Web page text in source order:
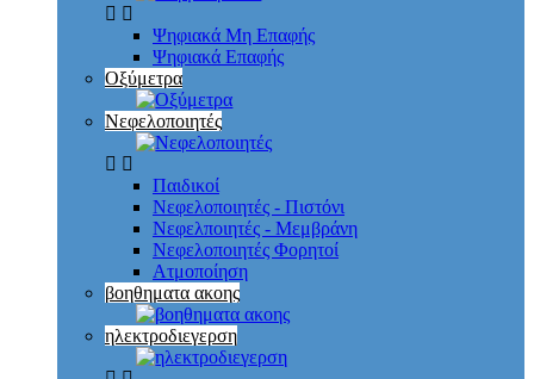
Ψηφιακά Μη Επαφής
Ψηφιακά Επαφής
Οξύμετρα
Νεφελοποιητές
Παιδικοί
Νεφελοποιητές - Πιστόνι
Νεφελποιητές - Μεμβράνη
Νεφελοποιητές Φορητοί
Ατμοποίηση
βοηθηματα ακοης
ηλεκτροδιεγερση